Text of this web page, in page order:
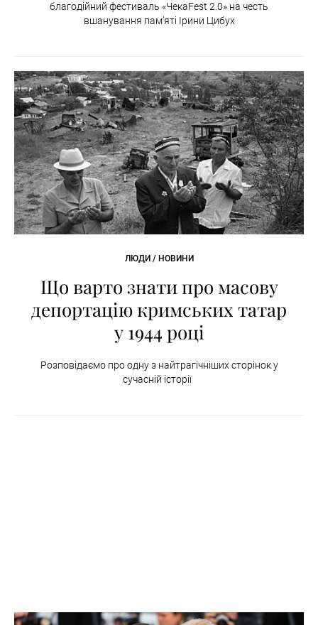
благодійний фестиваль «ЧекаFest 2.0» на честь
вшанування пам’яті Ірини Цибух
ЛЮДИ / НОВИНИ
Що варто знати про масову
депортацію кримських татар
у 1944 році
Розповідаємо про одну з найтрагічніших сторінок у
сучасній історії